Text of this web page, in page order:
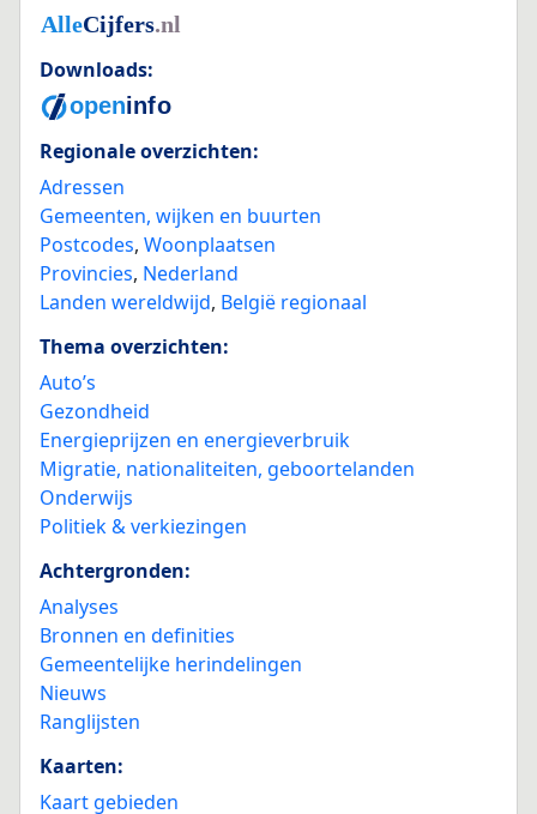
Downloads:
Regionale overzichten:
Adressen
Gemeenten, wijken en buurten
Postcodes, Woonplaatsen
Provincies, Nederland
Landen wereldwijd, België regionaal
Thema overzichten:
Auto’s
Gezondheid
Energieprijzen en energieverbruik
Migratie, nationaliteiten, geboortelanden
Onderwijs
Politiek & verkiezingen
Achtergronden:
Analyses
Bronnen en definities
Gemeentelijke herindelingen
Nieuws
Ranglijsten
Kaarten:
Kaart gebieden